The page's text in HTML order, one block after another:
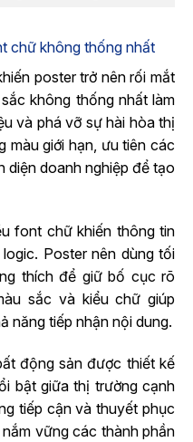
chữ không thống nhất
poster trở nên rối mắt
không thống nhất làm
và phá vỡ sự hài hòa thị
màu giới hạn, ưu tiên các
diện doanh nghiệp để tạo
font chữ khiến thông tin
Poster nên dùng tối
thích để giữ bố cục rõ
sắc và kiểu chữ giúp
năng tiếp nhận nội dung.
động sản được thiết kế
bật giữa thị trường cạnh
tiếp cận và thuyết phục
vững các thành phần